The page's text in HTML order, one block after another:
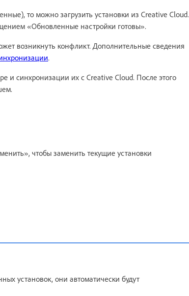
то можно загрузить установки из Creative Cloud.
«Обновленные настройки готовы».
возникнуть конфликт. Дополнительные сведения
.
синхронизации их с Creative Cloud. После этого
чтобы заменить текущие установки
установок, они автоматически будут